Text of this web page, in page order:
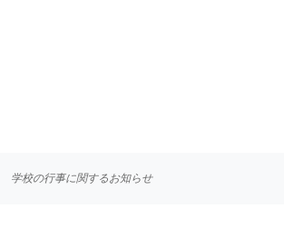
学校の行事に関するお知らせ